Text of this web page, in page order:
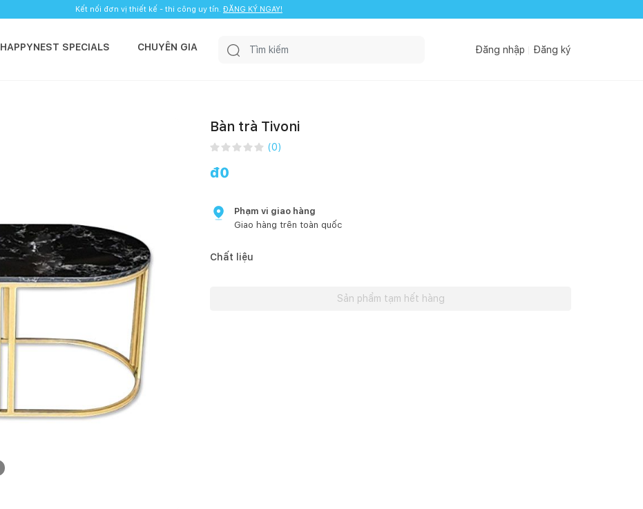
Kết nối đơn vị thiết kế - thi công uy tín. ĐĂNG KÝ NGAY!
HAPPYNEST SPECIALS CHUYÊN GIA Đăng nhập Đăng ký
Bàn trà Tivoni
(0)
đ0
Phạm vi giao hàng
Giao hàng trên toàn quốc
Chất liệu
Sản phẩm tạm hết hàng